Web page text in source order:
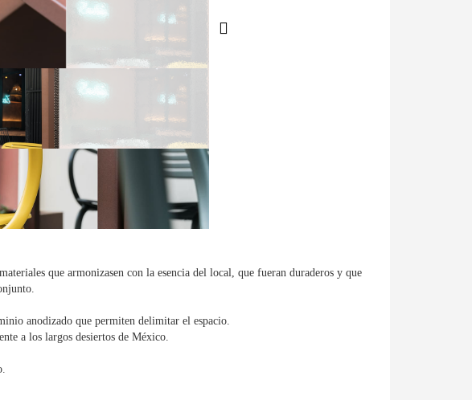
que armonizasen con la esencia del local, que fueran duraderos y que
anodizado que permiten delimitar el espacio.
a los largos desiertos de México.